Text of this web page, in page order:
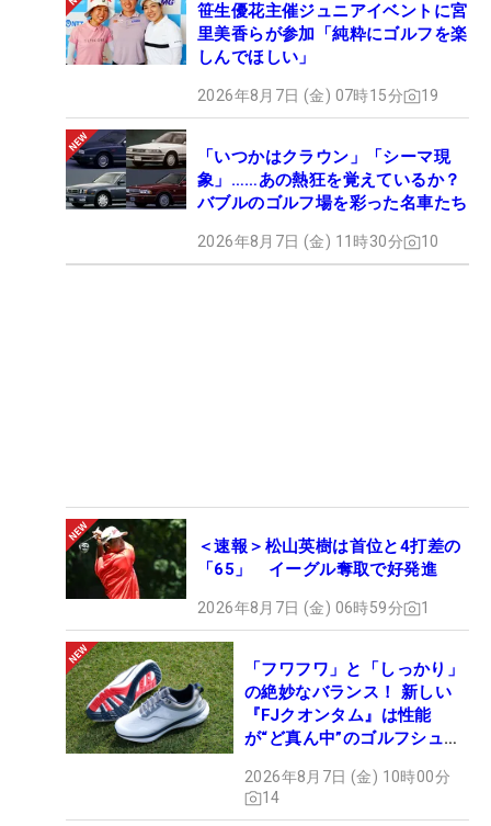
笹生優花主催ジュニアイベントに宮
里美香らが参加「純粋にゴルフを楽
しんでほしい」
2026年8月7日 (金) 07時15分 19
「いつかはクラウン」「シーマ現
象」……あの熱狂を覚えているか？
バブルのゴルフ場を彩った名車たち
2026年8月7日 (金) 11時30分 10
＜速報＞松山英樹は首位と4打差の
「65」 イーグル奪取で好発進
2026年8月7日 (金) 06時59分 1
「フワフワ」と「しっかり」
の絶妙なバランス！ 新しい
『FJクオンタム』は性能
が“ど真ん中”のゴルフシュー
2026年8月7日 (金) 10時00分
14